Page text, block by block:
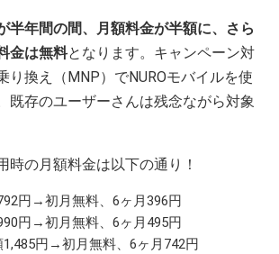
半年間の間、月額料金が半額に、さら
金は無料となります。キャンペーン対
り換え（MNP）でNUROモバイルを使
既存のユーザーさんは残念ながら対象
時の月額料金は以下の通り！
円→初月無料、6ヶ月396円
円→初月無料、6ヶ月495円
1,485円→初月無料、6ヶ月742円